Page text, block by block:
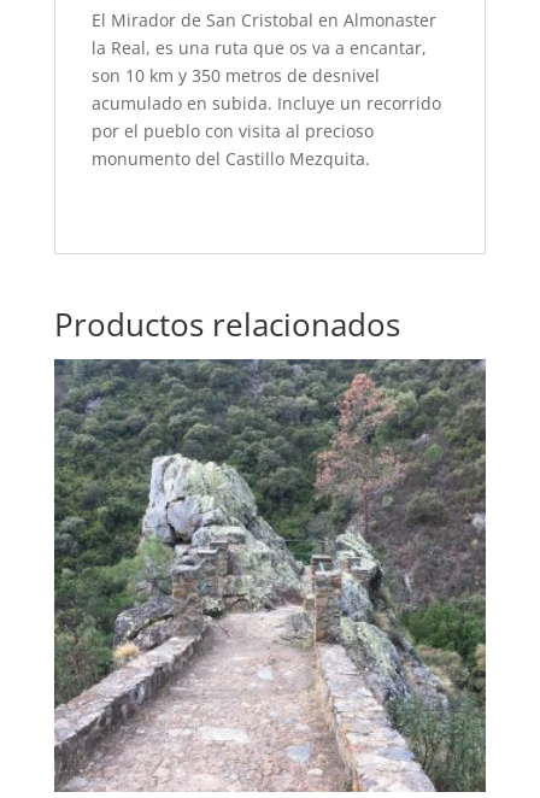
El Mirador de San Cristobal en Almonaster
la Real, es una ruta que os va a encantar,
son 10 km y 350 metros de desnivel
acumulado en subida. Incluye un recorrido
por el pueblo con visita al precioso
monumento del Castillo Mezquita.
Productos relacionados